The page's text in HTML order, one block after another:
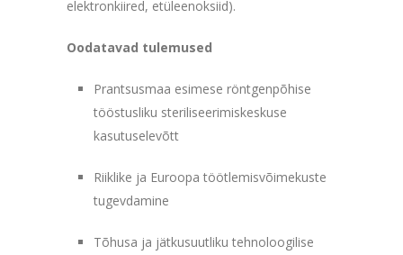
elektronkiired, etüleenoksiid).
Oodatavad tulemused
Prantsusmaa esimese röntgenpõhise
tööstusliku steriliseerimiskeskuse
kasutuselevõtt
Riiklike ja Euroopa töötlemisvõimekuste
tugevdamine
Tõhusa ja jätkusuutliku tehnoloogilise